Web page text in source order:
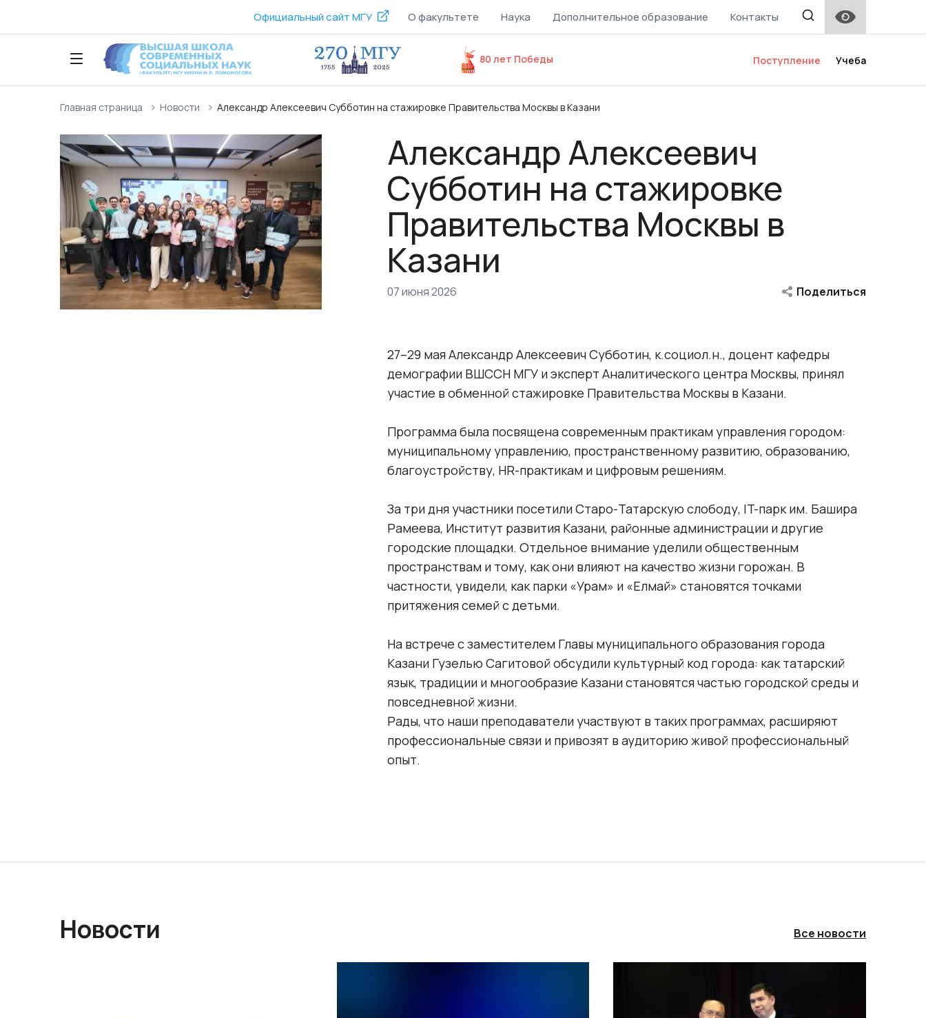
Официальный сайт МГУ О факультете Наука Дополнительное образование Контакты
80 лет Победы Поступление Учеба
Главная страница Новости Александр Алексеевич Субботин на стажировке Правительства Москвы в Казани
Александр Алексеевич
Субботин на стажировке
Правительства Москвы в
Казани
07 июня 2026 Поделиться
Twitter
27–29 мая Александр Алексеевич Субботин, к.социол.н., доцент кафедры
демографии ВШССН МГУ и эксперт Аналитического центра Москвы, принял
участие в обменной стажировке Правительства Москвы в Казани.
Программа была посвящена современным практикам управления городом:
муниципальному управлению, пространственному развитию, образованию,
благоустройству, HR-практикам и цифровым решениям.
За три дня участники посетили Старо-Татарскую слободу, IT-парк им. Башира
Рамеева, Институт развития Казани, районные администрации и другие
городские площадки. Отдельное внимание уделили общественным
пространствам и тому, как они влияют на качество жизни горожан. В
частности, увидели, как парки «Урам» и «Елмай» становятся точками
притяжения семей с детьми.
На встрече с заместителем Главы муниципального образования города
Казани Гузелью Сагитовой обсудили культурный код города: как татарский
язык, традиции и многообразие Казани становятся частью городской среды и
повседневной жизни.
Рады, что наши преподаватели участвуют в таких программах, расширяют
профессиональные связи и привозят в аудиторию живой профессиональный
опыт.
Новости Все новости